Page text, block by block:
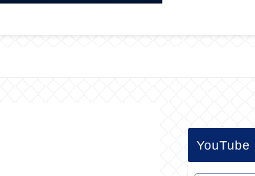
YouTube